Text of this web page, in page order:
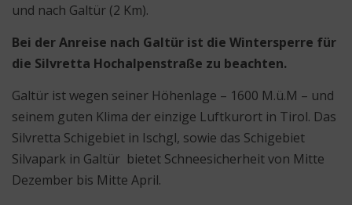
und nach Galtür (2 Km).
Bei der Anreise nach Galtür ist die Wintersperre für
die Silvretta Hochalpenstraße zu beachten.
Galtür ist wegen seiner Höhenlage – 1600 M.ü.M – und
seinem guten Klima der einzige Luftkurort in Tirol. Das
Silvretta Schigebiet in Ischgl, sowie das Schigebiet
Silvapark in Galtür bietet Schneesicherheit von Mitte
Dezember bis Mitte April.